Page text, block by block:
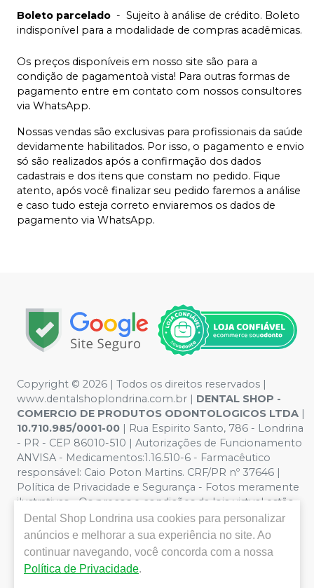
Boleto parcelado - Sujeito à análise de crédito. Boleto
indisponível para a modalidade de compras acadêmicas.
Os preços disponíveis em nosso site são para a
condição de pagamentoà vista! Para outras formas de
pagamento entre em contato com nossos consultores
via WhatsApp.
Nossas vendas são exclusivas para profissionais da saúde
devidamente habilitados. Por isso, o pagamento e envio
só são realizados após a confirmação dos dados
cadastrais e dos itens que constam no pedido. Fique
atento, após você finalizar seu pedido faremos a análise
e caso tudo esteja correto enviaremos os dados de
pagamento via WhatsApp.
Copyright © 2026 | Todos os direitos reservados |
www.dentalshoplondrina.com.br | DENTAL SHOP -
COMERCIO DE PRODUTOS ODONTOLOGICOS LTDA |
10.710.985/0001-00 | Rua Espirito Santo, 786 - Londrina
- PR - CEP 86010-510 | Autorizações de Funcionamento
ANVISA - Medicamentos:1.16.510-6 - Farmacêutico
responsável: Caio Poton Martins. CRF/PR nº 37646 |
Política de Privacidade e Segurança - Fotos meramente
ilustrativas - Os preços e condições da loja virtual estão
sujeitos a alterações. Em caso de divergência de preços
no site, o valor válido é o do Carrinho de Compra. Não
vendemos por atacado, por isso nos reservamos o
direito de não atender compras de grandes volumes
pelo site.
Dental Shop Londrina usa cookies para personalizar
anúncios e melhorar a sua experiência no site. Ao
continuar navegando, você concorda com a nossa
Política de Privacidade.